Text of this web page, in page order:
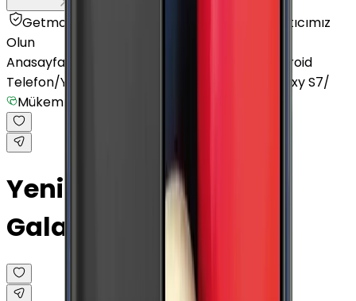
Getmobil Güvencesi
Satıcımız
Olun
Anasayfa
Yenilenmiş Android
Telefon/Yenilenmiş Samsung Yenilenmiş Galaxy S7/
Mükemmel
Yenilenmiş Samsung
Galaxy S7 Altın 32 GB